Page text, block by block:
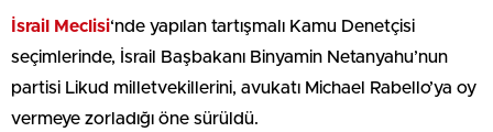
İsrail Meclisi‘nde yapılan tartışmalı Kamu Denetçisi
seçimlerinde, İsrail Başbakanı Binyamin Netanyahu’nun
partisi Likud milletvekillerini, avukatı Michael Rabello’ya oy
vermeye zorladığı öne sürüldü.